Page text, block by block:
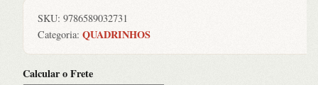
SKU: 9786589032731
Categoria: QUADRINHOS
Calcular o Frete